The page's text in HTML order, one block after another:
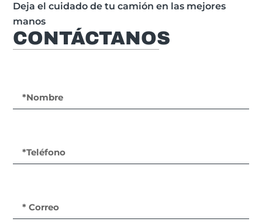
Deja el cuidado de tu camión en las mejores
manos
CONTÁCTANOS